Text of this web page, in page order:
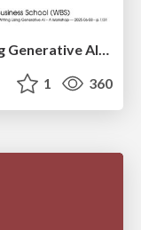
1 360